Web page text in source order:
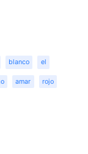
blanco el
amar rojo